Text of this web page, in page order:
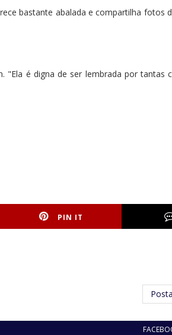
bastante abalada e compartilha fotos
é digna de ser lembrada por tantas
PIN IT